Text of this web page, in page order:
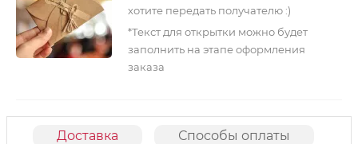
хотите передать получателю :)
*Текст для открытки можно будет
заполнить на этапе оформления
заказа
Доставка Способы оплаты